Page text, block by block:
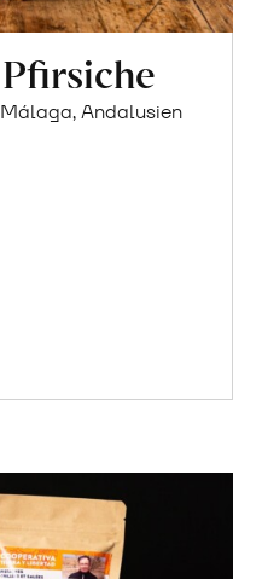
Andalusien